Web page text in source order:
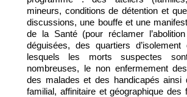
mineurs, conditions de détention et
discussions, une bouffe et une
de la Santé (pour réclamer
déguisées, des quartiers
lesquels les morts suspectes
nombreuses, le non enfermement
des malades et des handicapés ainsi
familial, affinitaire et géographique